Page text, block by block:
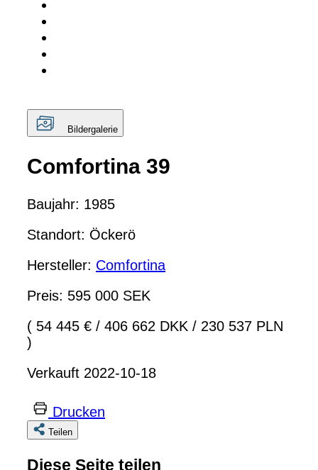
Bildergalerie
Comfortina 39
Baujahr: 1985
Standort: Öckerö
Hersteller: Comfortina
Preis: 595 000 SEK
( 54 445 € / 406 662 DKK / 230 537 PLN
)
Verkauft 2022-10-18
Drucken
Teilen
Diese Seite teilen